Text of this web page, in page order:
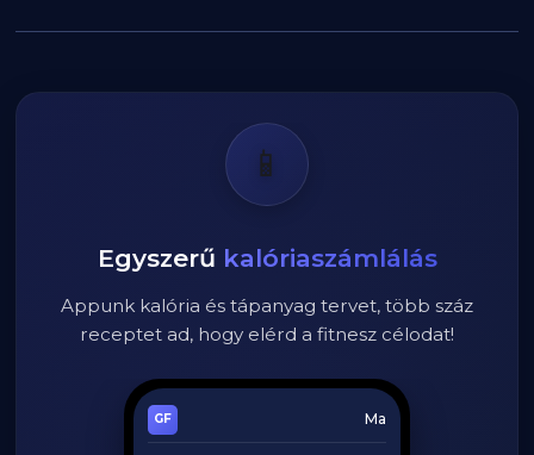
📱
Egyszerű kalóriaszámlálás
Appunk kalória és tápanyag tervet, több száz
receptet ad, hogy elérd a fitnesz célodat!
Ma